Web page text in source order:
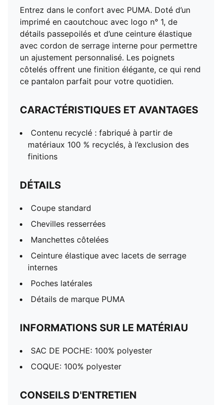
Manchettes côtelées
Ceinture élastique avec lacets de serrage internes
Poches latérales
Détails de marque PUMA
Entrez dans le confort avec PUMA. Doté d’un
imprimé en caoutchouc avec logo n° 1, de
détails passepoilés et d’une ceinture élastique
avec cordon de serrage interne pour permettre
un ajustement personnalisé. Les poignets
côtelés offrent une finition élégante, ce qui rend
ce pantalon parfait pour votre quotidien.
CARACTÉRISTIQUES ET AVANTAGES
Contenu recyclé : fabriqué à partir de
matériaux 100 % recyclés, à l’exclusion des
finitions
DÉTAILS
Coupe standard
Chevilles resserrées
Manchettes côtelées
Ceinture élastique avec lacets de serrage
internes
Poches latérales
Détails de marque PUMA
INFORMATIONS SUR LE MATÉRIAU
SAC DE POCHE: 100% polyester
COQUE: 100% polyester
CONSEILS D'ENTRETIEN